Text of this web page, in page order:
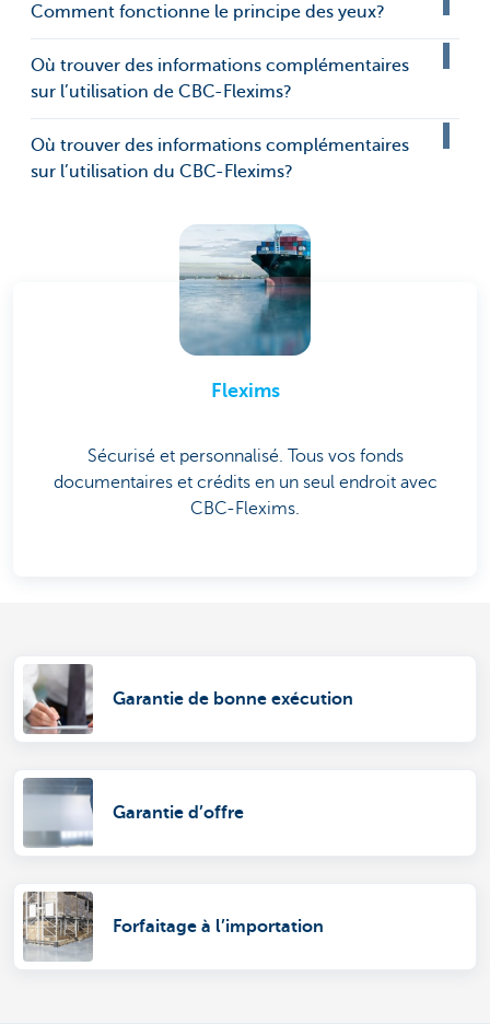
Comment fonctionne le principe des yeux?
Où trouver des informations complémentaires
sur l’utilisation de CBC-Flexims?
Où trouver des informations complémentaires
sur l’utilisation du CBC-Flexims?
Flexims
Sécurisé et personnalisé. Tous vos fonds
documentaires et crédits en un seul endroit avec
CBC-Flexims.
Garantie de bonne exécution
Garantie d’offre
Forfaitage à l’importation